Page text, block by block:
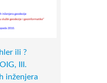
ili ?
III.
inženjera